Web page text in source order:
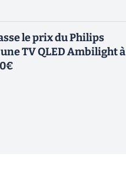
le prix du Philips
une TV QLED Ambilight à